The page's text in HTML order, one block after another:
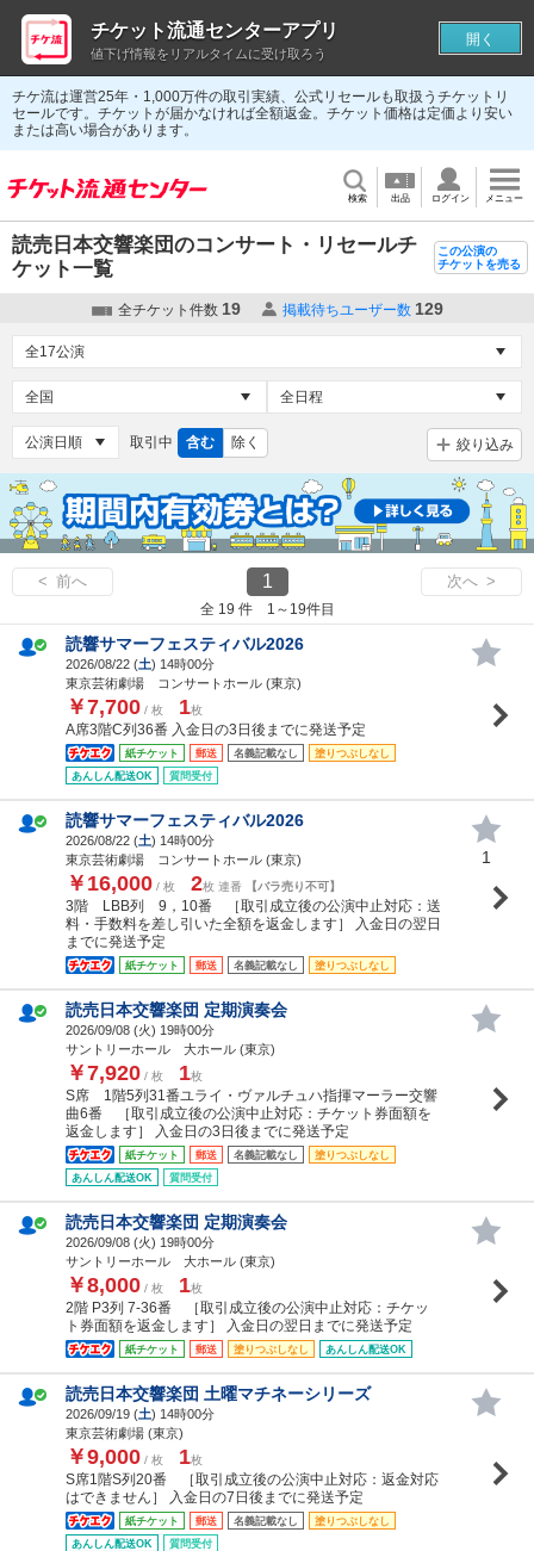
チケ流は運営25年・1,000万件の取引実績、公式リセールも取扱うチケットリ
セールです。チケットが届かなければ全額返金。チケット価格は定価より安い
または高い場合があります。
検索 出品 ログイン メニュー
読売日本交響楽団のコンサート・リセールチ
ケット一覧
この公演の
チケットを売る
全チケット件数 19 掲載待ちユーザー数 129
取引中 含む 除く 絞り込み
< 前へ 1 次へ >
全 19 件 1～19件目
読響サマーフェスティバル2026
2026/08/22 (土) 14時00分
東京芸術劇場 コンサートホール (東京)
￥7,700 / 枚 1枚
A席3階C列36番 入金日の3日後までに発送予定
紙チケット 郵送 名義記載なし
塗りつぶしなし
あんしん配送OK
質問受付
読響サマーフェスティバル2026
2026/08/22 (土) 14時00分
東京芸術劇場 コンサートホール (東京)
￥16,000 / 枚 2枚 連番 【バラ売り不可】
3階 LBB列 9，10番 ［取引成立後の公演中止対応：送
料・手数料を差し引いた全額を返金します］ 入金日の翌日
までに発送予定
紙チケット 郵送 名義記載なし 塗りつぶしなし
1
読売日本交響楽団 定期演奏会
2026/09/08 (火) 19時00分
サントリーホール 大ホール (東京)
￥7,920 / 枚 1枚
S席 1階5列31番ユライ・ヴァルチュハ指揮マーラー交響
曲6番 ［取引成立後の公演中止対応：チケット券面額を
返金します］ 入金日の3日後までに発送予定
紙チケット 郵送 名義記載なし
塗りつぶしなし
あんしん配送OK
質問受付
読売日本交響楽団 定期演奏会
2026/09/08 (火) 19時00分
サントリーホール 大ホール (東京)
￥8,000 / 枚 1枚
2階 P3列 7-36番 ［取引成立後の公演中止対応：チケッ
ト券面額を返金します］ 入金日の翌日までに発送予定
紙チケット 郵送 塗りつぶしなし あんしん配送OK
読売日本交響楽団 土曜マチネーシリーズ
2026/09/19 (土) 14時00分
東京芸術劇場 (東京)
￥9,000 / 枚 1枚
S席1階S列20番 ［取引成立後の公演中止対応：返金対応
はできません］ 入金日の7日後までに発送予定
紙チケット 郵送 名義記載なし
塗りつぶしなし
あんしん配送OK
質問受付
チケット流通センターアプリ
値下げ情報をリアルタイムに受け取ろう
開く